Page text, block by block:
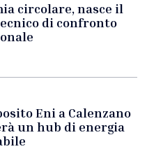
circolare, nasce il
di confronto
Eni a Calenzano
un hub di energia